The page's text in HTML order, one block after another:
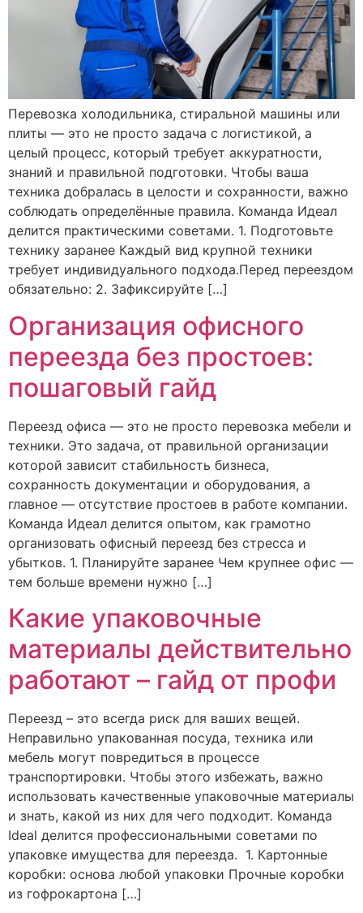
Перевозка холодильника, стиральной машины или
плиты — это не просто задача с логистикой, а
целый процесс, который требует аккуратности,
знаний и правильной подготовки. Чтобы ваша
техника добралась в целости и сохранности, важно
соблюдать определённые правила. Команда Идеал
делится практическими советами. 1. Подготовьте
технику заранее Каждый вид крупной техники
требует индивидуального подхода.Перед переездом
обязательно: 2. Зафиксируйте […]
Организация офисного
переезда без простоев:
пошаговый гайд
Переезд офиса — это не просто перевозка мебели и
техники. Это задача, от правильной организации
которой зависит стабильность бизнеса,
сохранность документации и оборудования, а
главное — отсутствие простоев в работе компании.
Команда Идеал делится опытом, как грамотно
организовать офисный переезд без стресса и
убытков. 1. Планируйте заранее Чем крупнее офис —
тем больше времени нужно […]
Какие упаковочные
материалы действительно
работают – гайд от профи
Переезд – это всегда риск для ваших вещей.
Неправильно упакованная посуда, техника или
мебель могут повредиться в процессе
транспортировки. Чтобы этого избежать, важно
использовать качественные упаковочные материалы
и знать, какой из них для чего подходит. Команда
Ideal делится профессиональными советами по
упаковке имущества для переезда. 1. Картонные
коробки: основа любой упаковки Прочные коробки
из гофрокартона […]